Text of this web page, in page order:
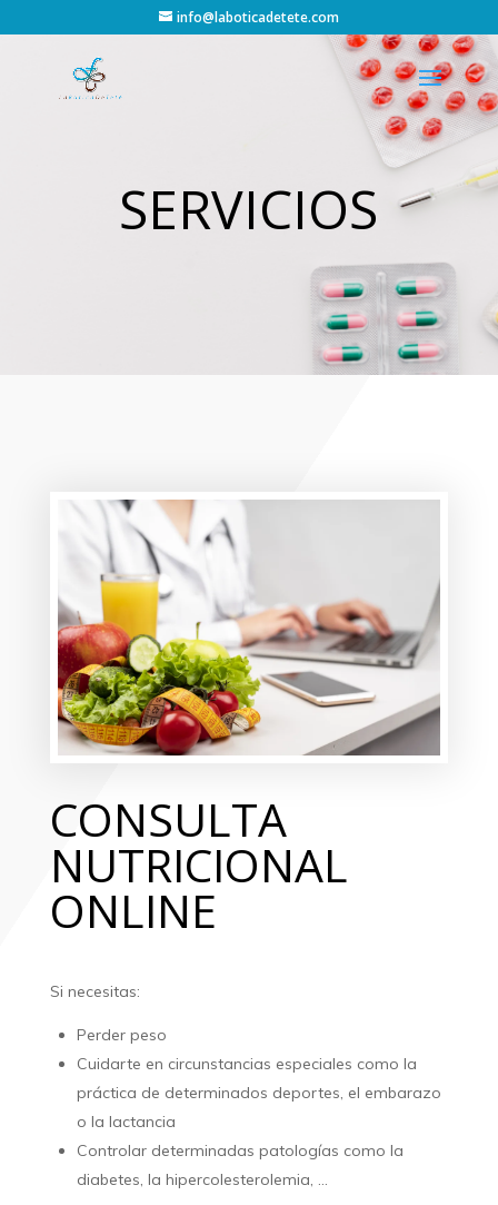
info@laboticadetete.com
SERVICIOS
CONSULTA
NUTRICIONAL
ONLINE
Si necesitas:
Perder peso
Cuidarte en circunstancias especiales como la
práctica de determinados deportes, el embarazo
o la lactancia
Controlar determinadas patologías como la
diabetes, la hipercolesterolemia, …